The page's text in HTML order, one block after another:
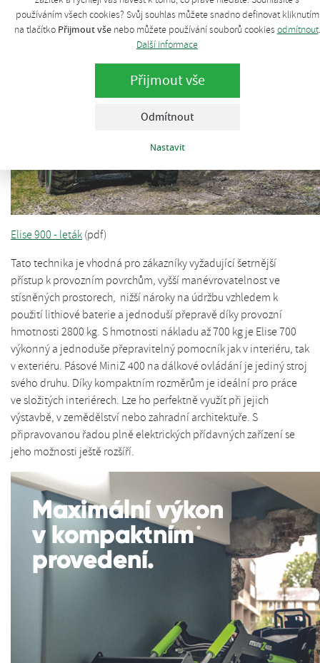
používáním všech cookies? Svůj souhlas můžete snadno definovat kliknutím
na tlačítko Přijmout všenebo můžete používání souborů cookies odmítnout.
Další informace
Přijmout vše
Odmítnout
Nastavit
Elise 900 - leták (pdf)
Tato technika je vhodná pro zákazníky vyžadující šetrnější
přístup k provozním povrchům, vyšší manévrovatelnost ve
stísněných prostorech, nižší nároky na údržbu vzhledem k
použití lithiové baterie a jednoduší přepravě díky provozní
hmotnosti 2800 kg. S hmotnosti nákladu až 700 kg je Elise 700
výkonný a jednoduše přepravitelný pomocník jak v interiéru, tak
v exteriéru. Pásové MiniZ 400 na dálkové ovládání je jediný stroj
svého druhu. Díky kompaktním rozměrům je ideální pro práce
ve složitých interiérech. Lze ho perfektně využít při jejich
výstavbě, v zemědělství nebo zahradní architektuře. S
připravovanou řadou plně elektrických přídavných zařízení se
jeho možnosti ještě rozšíří.